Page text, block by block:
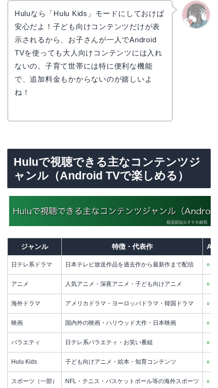
Huluなら「Hulu Kids」モードにしておけば
安心だよ！子ども向けコンテンツだけが表
示されるから、お子さんが一人でAndroid
TVを使っても大人向けコンテンツには入れ
ないの。子育て世帯には特に便利な機能
で、追加料金もかからないのが嬉しいよ
ね！
Huluで視聴できる主なコンテンツジ
ャンル（Android TVで楽しめる）
ジャンル 特徴・代表作
日テレ系ドラマ 日本テレビ放送作品を過去作から最新作まで配信 ○
アニメ 人気アニメ・深夜アニメ・子ども向けアニメ ○
海外ドラマ アメリカドラマ・ヨーロッパドラマ・韓国ドラマ ○
映画 国内外の映画・ハリウッド大作・日本映画 ○
バラエティ 日テレ系バラエティ・お笑い番組 ○
Hulu Kids 子ども向けアニメ・絵本・知育コンテンツ ○
スポーツ（一部） NFL・テニス・バスケットボール等の海外スポーツ ○